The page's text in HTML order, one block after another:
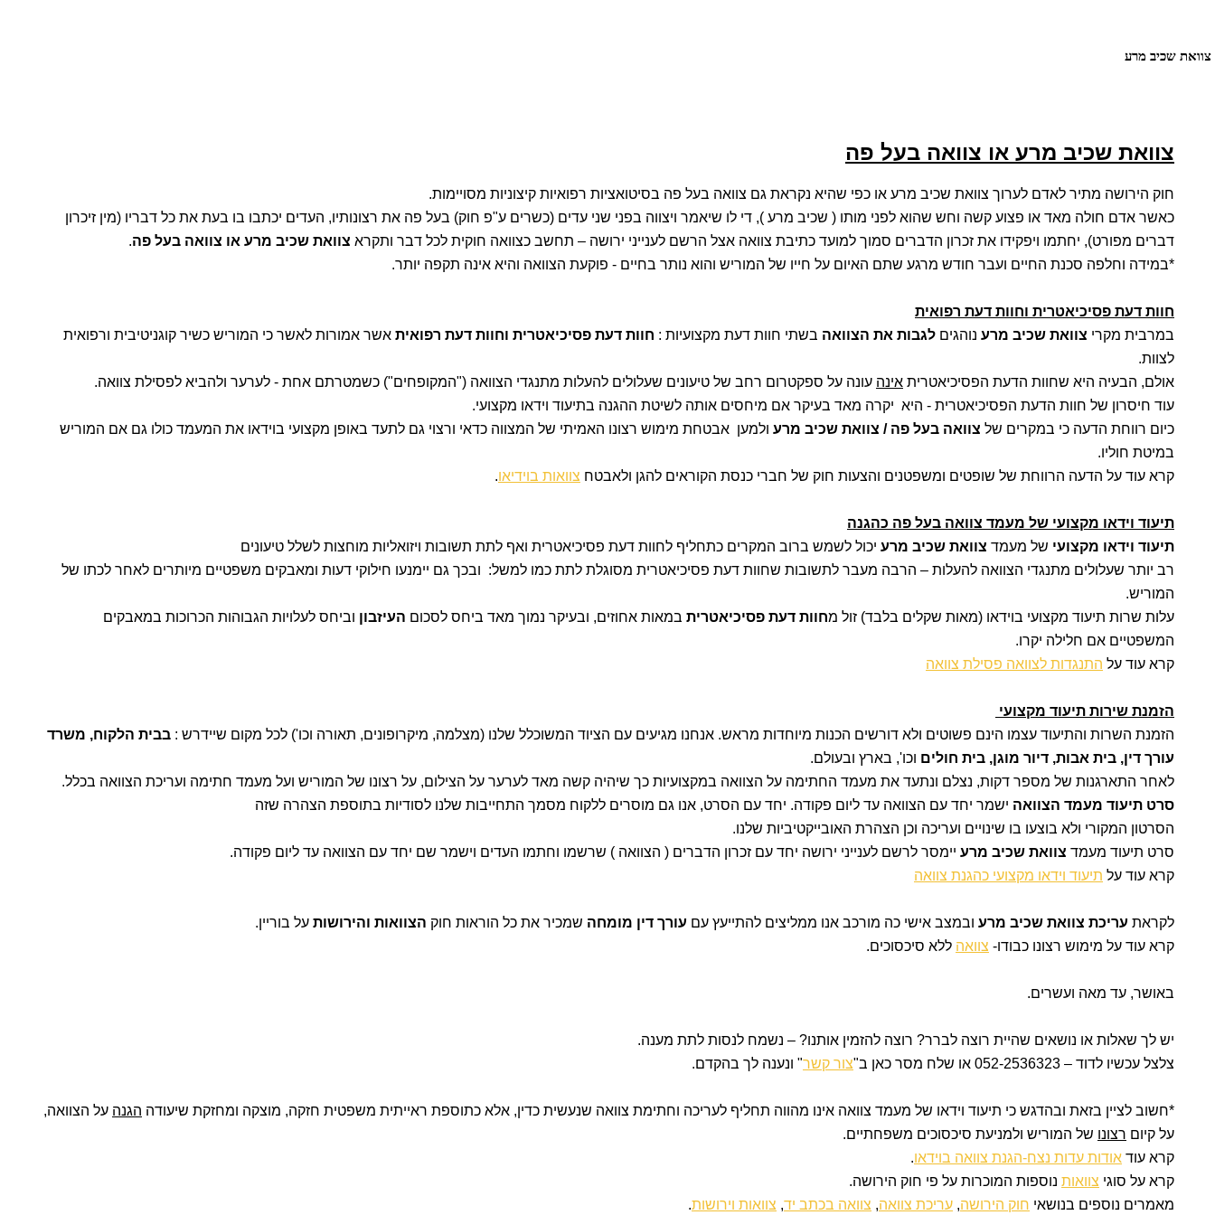
צוואת שכיב מרע
צוואת שכיב מרע או צוואה בעל פה
חוק הירושה מתיר לאדם לערוך צוואת שכיב מרע או כפי שהיא נקראת גם צוואה בעל פה בסיטואציות רפואיות קיצוניות מסויימות.
כאשר אדם חולה מאד או פצוע קשה וחש שהוא לפני מותו ( שכיב מרע ), די לו שיאמר ויצווה בפני שני עדים (כשרים ע"פ חוק) בעל פה את רצונותיו, העדים יכתבו בו בעת את כל דבריו (מין זיכרון
דברים מפורט), יחתמו ויפקידו את זכרון הדברים סמוך למועד כתיבת צוואה אצל הרשם לענייני ירושה – תחשב כצוואה חוקית לכל דבר ותקרא צוואת שכיב מרע או צוואה בעל פה.
*במידה וחלפה סכנת החיים ועבר חודש מרגע שתם האיום על חייו של המוריש והוא נותר בחיים - פוקעת הצוואה והיא אינה תקפה יותר.
חוות דעת פסיכיאטרית וחוות דעת רפואית
במרבית מקרי צוואת שכיב מרע נוהגים לגבות את הצוואה בשתי חוות דעת מקצועיות : חוות דעת פסיכיאטרית וחוות דעת רפואית אשר אמורות לאשר כי המוריש כשיר קוגניטיבית ורפואית
לצוות.
אולם, הבעיה היא שחוות הדעת הפסיכיאטרית אינה עונה על ספקטרום רחב של טיעונים שעלולים להעלות מתנגדי הצוואה ("המקופחים") כשמטרתם אחת - לערער ולהביא לפסילת צוואה.
עוד חיסרון של חוות הדעת הפסיכיאטרית - היא יקרה מאד בעיקר אם מיחסים אותה לשיטת ההגנה בתיעוד וידאו מקצועי.
כיום רווחת הדעה כי במקרים של צוואה בעל פה / צוואת שכיב מרע ולמען אבטחת מימוש רצונו האמיתי של המצווה כדאי ורצוי גם לתעד באופן מקצועי בוידאו את המעמד כולו גם אם המוריש
במיטת חוליו.
קרא עוד על הדעה הרווחת של שופטים ומשפטנים והצעות חוק של חברי כנסת הקוראים להגן ולאבטח צוואות בוידיאו.
תיעוד וידאו מקצועי של מעמד צוואה בעל פה כהגנה
תיעוד וידאו מקצועי של מעמד צוואת שכיב מרע יכול לשמש ברוב המקרים כתחליף לחוות דעת פסיכיאטרית ואף לתת תשובות ויזואליות מוחצות לשלל טיעונים
רב יותר שעלולים מתנגדי הצוואה להעלות – הרבה מעבר לתשובות שחוות דעת פסיכיאטרית מסוגלת לתת כמו למשל: ובכך גם יימנעו חילוקי דעות ומאבקים משפטיים מיותרים לאחר לכתו של
המוריש.
עלות שרות תיעוד מקצועי בוידאו (מאות שקלים בלבד) זול מחוות דעת פסיכיאטרית במאות אחוזים, ובעיקר נמוך מאד ביחס לסכום העיזבון וביחס לעלויות הגבוהות הכרוכות במאבקים
המשפטיים אם חלילה יקרו.
קרא עוד על התנגדות לצוואה פסילת צוואה
הזמנת שירות תיעוד מקצועי
הזמנת השרות והתיעוד עצמו הינם פשוטים ולא דורשים הכנות מיוחדות מראש. אנחנו מגיעים עם הציוד המשוכלל שלנו (מצלמה, מיקרופונים, תאורה וכו') לכל מקום שיידרש : בבית הלקוח, משרד
עורך דין, בית אבות, דיור מוגן, בית חולים וכו', בארץ ובעולם.
לאחר התארגנות של מספר דקות, נצלם ונתעד את מעמד החתימה על הצוואה במקצועיות כך שיהיה קשה מאד לערער על הצילום, על רצונו של המוריש ועל מעמד חתימה ועריכת הצוואה בכלל.
סרט תיעוד מעמד הצוואה ישמר יחד עם הצוואה עד ליום פקודה. יחד עם הסרט, אנו גם מוסרים ללקוח מסמך התחייבות שלנו לסודיות בתוספת הצהרה שזה
הסרטון המקורי ולא בוצעו בו שינויים ועריכה וכן הצהרת האובייקטיביות שלנו.
סרט תיעוד מעמד צוואת שכיב מרע יימסר לרשם לענייני ירושה יחד עם זכרון הדברים ( הצוואה ) שרשמו וחתמו העדים וישמר שם יחד עם הצוואה עד ליום פקודה.
קרא עוד על תיעוד וידאו מקצועי כהגנת צוואה
לקראת עריכת צוואת שכיב מרע ובמצב אישי כה מורכב אנו ממליצים להתייעץ עם עורך דין מומחה שמכיר את כל הוראות חוק הצוואות והירושות על בוריין.
קרא עוד על מימוש רצונו כבודו- צוואה ללא סיכסוכים.
באושר, עד מאה ועשרים.
יש לך שאלות או נושאים שהיית רוצה לברר? רוצה להזמין אותנו? – נשמח לנסות לתת מענה.
צלצל עכשיו לדוד – 052-2536323 או שלח מסר כאן ב" צור קשר" ונענה לך בהקדם.
*חשוב לציין בזאת ובהדגש כי תיעוד וידאו של מעמד צוואה אינו מהווה תחליף לעריכה וחתימת צוואה שנעשית כדין, אלא כתוספת ראייתית משפטית חזקה, מוצקה ומחזקת שיעודה הגנה על הצוואה,
על קיום רצונו של המוריש ולמניעת סיכסוכים משפחתיים.
קרא עוד אודות עדות נצח-הגנת צוואה בוידאו.
קרא על סוגי צוואות נוספות המוכרות על פי חוק הירושה.
מאמרים נוספים בנושאי חוק הירושה, עריכת צוואה, צוואה בכתב יד, צוואות וירושות.